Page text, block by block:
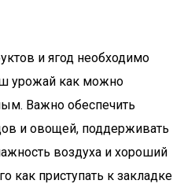
и ягод необходимо
урожай как можно
Важно обеспечить
и овощей, поддерживать
воздуха и хороший
как приступать к закладке